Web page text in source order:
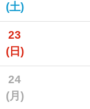
(土)
23
(日)
24
(月)